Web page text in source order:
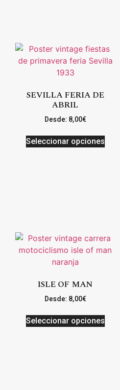
SEVILLA FERIA DE
ABRIL
Desde: 8,00€
Seleccionar opciones
ISLE OF MAN
Desde: 8,00€
Seleccionar opciones